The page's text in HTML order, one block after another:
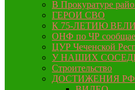
В Прокуратуре
ГЕРОИ СВО
К 75-ЛЕТИЮ
ОНФ по ЧР
ЦУР Чеченской
У НАШИХ
Строительство
ДОСТИЖЕНИЯ РФ